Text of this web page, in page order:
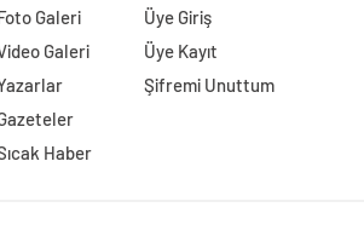
Galeri
Galeri
Haber
Üye Giriş
Üye Kayıt
Şifremi Unuttum